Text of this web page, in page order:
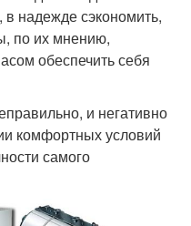
в надежде сэкономить,
по их мнению,
обеспечить себя
и негативно
комфортных условий
самого